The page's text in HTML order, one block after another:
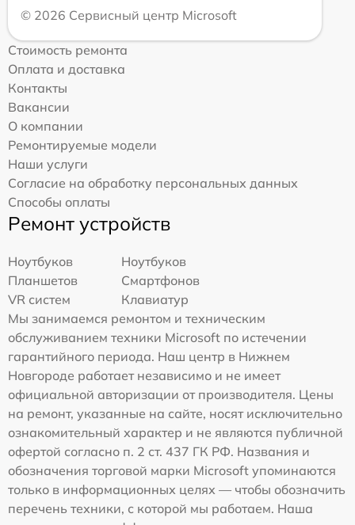
© 2026 Сервисный центр Microsoft
Стоимость ремонта
Оплата и доставка
Контакты
Вакансии
О компании
Ремонтируемые модели
Наши услуги
Согласие на обработку персональных данных
Способы оплаты
Ремонт устройств
Ноутбуков
Ноутбуков
Планшетов
Смартфонов
VR систем
Клавиатур
Мы занимаемся ремонтом и техническим
обслуживанием техники Microsoft по истечении
гарантийного периода. Наш центр в Нижнем
Новгороде работает независимо и не имеет
официальной авторизации от производителя. Цены
на ремонт, указанные на сайте, носят исключительно
ознакомительный характер и не являются публичной
офертой согласно п. 2 ст. 437 ГК РФ. Названия и
обозначения торговой марки Microsoft упоминаются
только в информационных целях — чтобы обозначить
перечень техники, с которой мы работаем. Наша